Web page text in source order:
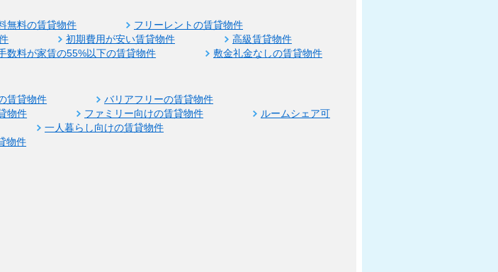
無料の賃貸物件
フリーレントの賃貸物件
初期費用が安い賃貸物件
高級賃貸物件
数料が家賃の55%以下の賃貸物件 敷金礼金なしの賃貸物件
賃貸物件
バリアフリーの賃貸物件
物件 ファミリー向けの賃貸物件
ルームシェア可
一人暮らし向けの賃貸物件
物件